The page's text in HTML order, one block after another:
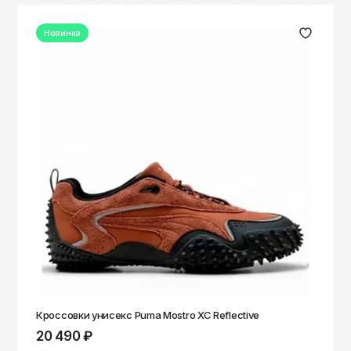
Новинка
Кроссовки унисекс Puma Mostro XC Reflective
20 490 ₽